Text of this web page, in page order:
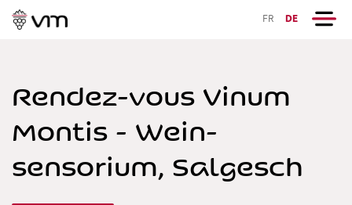
FR DE
Rendez-vous Vinum
Montis - Wein-
sensorium, Salgesch